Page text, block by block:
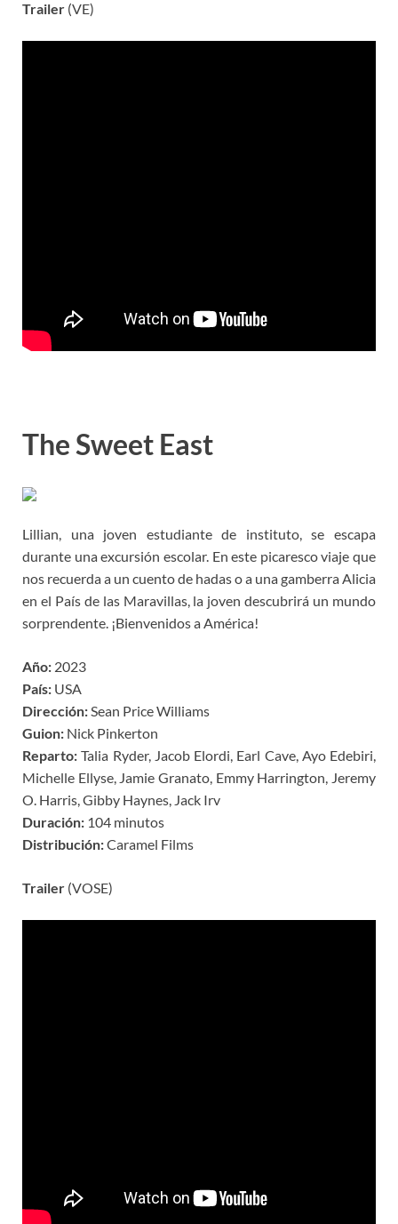
Trailer (VE)
The Sweet East
Lillian, una joven estudiante de instituto, se escapa
durante una excursión escolar. En este picaresco viaje que
nos recuerda a un cuento de hadas o a una gamberra Alicia
en el País de las Maravillas, la joven descubrirá un mundo
sorprendente. ¡Bienvenidos a América!
Año: 2023
País: USA
Dirección:Sean Price Williams
Guion: Nick Pinkerton
Reparto: Talia Ryder, Jacob Elordi, Earl Cave, Ayo Edebiri,
Michelle Ellyse, Jamie Granato, Emmy Harrington, Jeremy
O. Harris, Gibby Haynes, Jack Irv
Duración: 104 minutos
Distribución:Caramel Films
Trailer (VOSE)